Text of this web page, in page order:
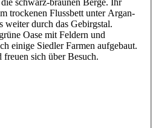
schwarz-braunen Berge. Ihr
trockenen Flussbett unter Argan-
weiter durch das Gebirgstal.
Oase mit Feldern und
einige Siedler Farmen aufgebaut.
freuen sich über Besuch.